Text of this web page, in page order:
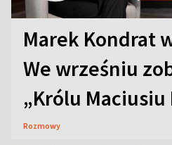
Marek Kondrat
We wrześniu
„Królu Maciusiu
Rozmowy